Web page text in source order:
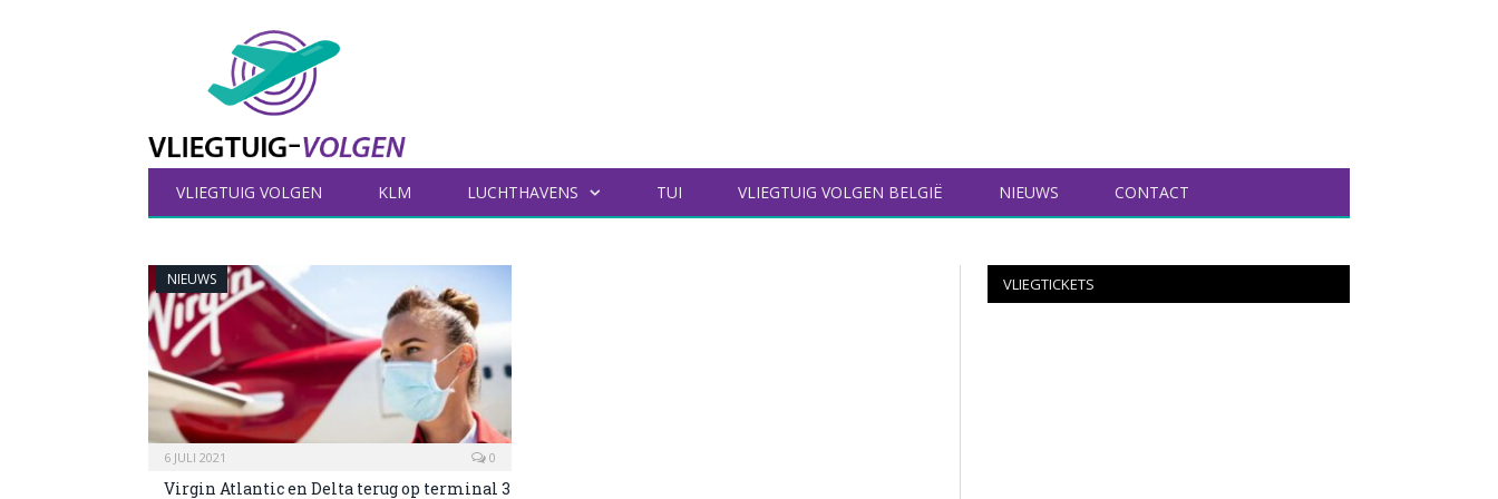
VLIEGTUIG VOLGEN KLM LUCHTHAVENS TUI VLIEGTUIG VOLGEN BELGIË NIEUWS CONTACT
NIEUWS
6 JULI 2021 0
Virgin Atlantic en Delta terug op terminal 3
VLIEGTICKETS